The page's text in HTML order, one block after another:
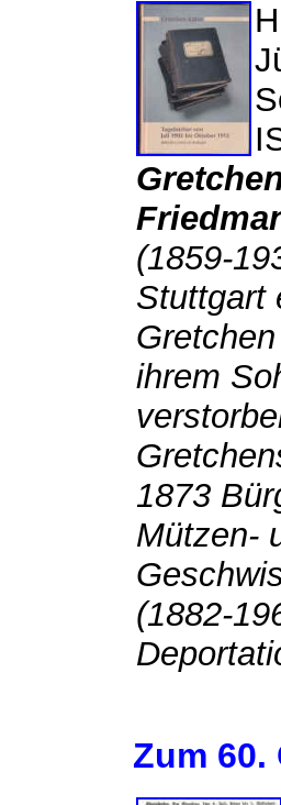
(1859-
Stuttgart
ihrem
1873
Mützen-
(1882-
Zum